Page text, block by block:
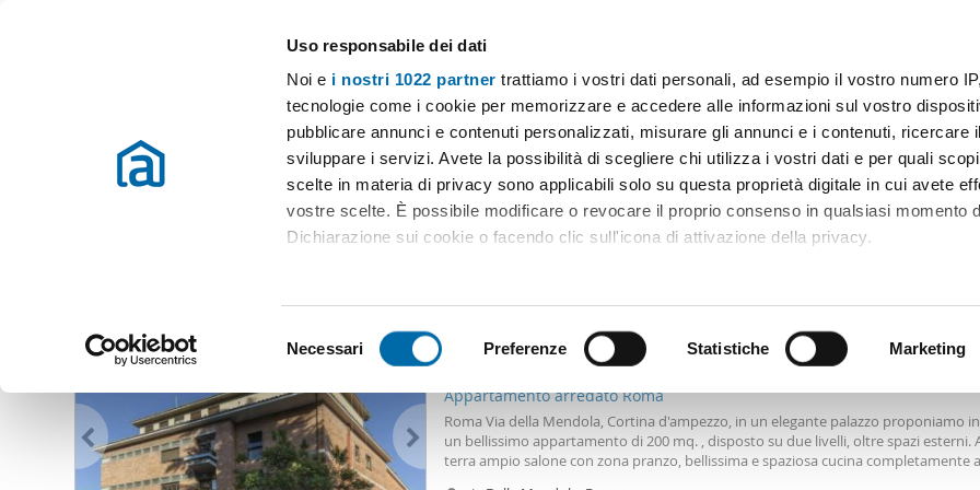
Uso responsabile dei dati
Noi e i nostri 1022 partner trattiamo i vostri dati personali, ad esempio il vostro numero
tecnologie come i cookie per memorizzare e accedere alle informazioni sul vostro
pubblicare annunci e contenuti personalizzati, misurare gli annunci e i contenuti, ricercare
sviluppare i servizi. Avete la possibilità di scegliere chi utilizza i vostri dati e per quali
scelte in materia di privacy sono applicabili solo su questa proprietà digitale in cui avete
vostre scelte. È possibile modificare o revocare il proprio consenso in qualsiasi momento
Dichiarazione sui cookie o facendo clic sull'icona di attivazione della privacy.
Identificare il tuo dispositivo, scansionandolo attivamente alla ricerca di caratteristiche
(impronte digitali).
Approfondisci come vengono elaborati i tuoi dati personali e imposta le tue preferenze nella
dettagli. Puoi modificare o ritirare il tuo consenso in qualsiasi momento dalla Dichiarazione
Utilizziamo i cookie per personalizzare contenuti ed annunci, per fornire funzionalità dei
e
e
z
i
Necessari Preferenze Statistiche Marketing
Case e appartamenti in affitto in tutta Italia
Prezzo Superficie Locali Più filtri - 1
Affitto Roma Appartamenti Affitto Roma Affitto box colle salario Roma
(0 immobili) Ordine Mioaffitto
2 6 Loc
Appartamento arredato Roma
Roma Via della Mendola, Cortina d'ampezzo, in un elegante palazzo proponiamo
un bellissimo appartamento di 200 mq. , disposto su due livelli, oltre spazi esterni.
terra ampio salone con zona pranzo, bellissima e spaziosa cucina completamente